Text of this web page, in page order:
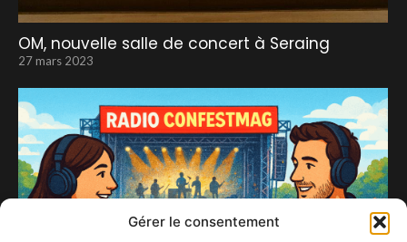
Gérer le consentement
OM, nouvelle salle de concert à Seraing
27 mars 2023